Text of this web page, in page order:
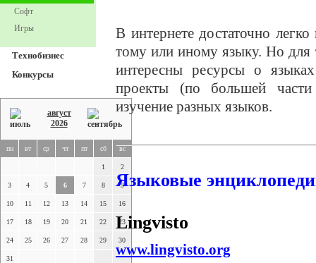
Софт
Игры
Технобизнес
Конкурсы
август
2026
пн вт ср чт пт сб вс
1 2
3 4 5 6 7 8 9
10 11 12 13 14 15 16
17 18 19 20 21 22 23
24 25 26 27 28 29 30
31
В интернете достаточно
тому или иному языку. Но для
интересны ресурсы о
проекты (по большей
изучение разных языков.
Языковые
Lingvisto
www.lingvisto.org